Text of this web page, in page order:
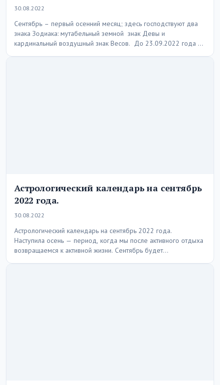
30.08.2022
Сентябрь – первый осенний месяц; здесь господствуют два
знака Зодиака: мутабельный земной знак Девы и
кардинальный воздушный знак Весов. До 23.09.2022 года …
Астрологический календарь на сентябрь
2022 года.
30.08.2022
Астрологический календарь на сентябрь 2022 года.
Наступила осень — период, когда мы после активного отдыха
возвращаемся к активной жизни. Сентябрь будет…